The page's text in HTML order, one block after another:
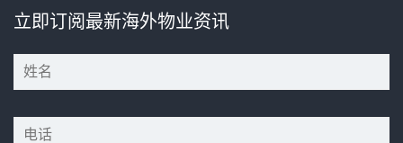
立即订阅最新海外物业资讯